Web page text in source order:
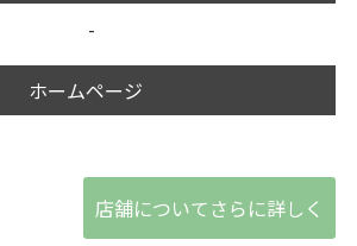
-
ホームページ
店舗についてさらに詳しく